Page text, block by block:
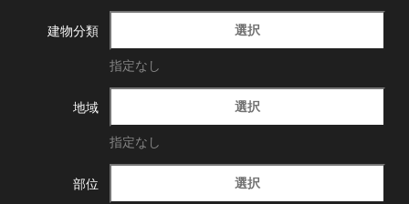
建物分類 選択
指定なし
地域 選択
指定なし
部位 選択